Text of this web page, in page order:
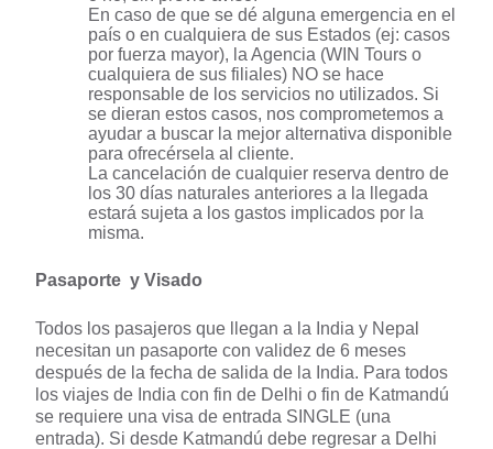
En caso de que se dé alguna emergencia en el
país o en cualquiera de sus Estados (ej: casos
por fuerza mayor), la Agencia (WIN Tours o
cualquiera de sus filiales) NO se hace
responsable de los servicios no utilizados. Si
se dieran estos casos, nos comprometemos a
ayudar a buscar la mejor alternativa disponible
para ofrecérsela al cliente.
La cancelación de cualquier reserva dentro de
los 30 días naturales anteriores a la llegada
estará sujeta a los gastos implicados por la
misma.
Pasaporte y Visado
Todos los pasajeros que llegan a la India y Nepal
necesitan un pasaporte con validez de 6 meses
después de la fecha de salida de la India. Para todos
los viajes de India con fin de Delhi o fin de Katmandú
se requiere una visa de entrada SINGLE (una
entrada). Si desde Katmandú debe regresar a Delhi